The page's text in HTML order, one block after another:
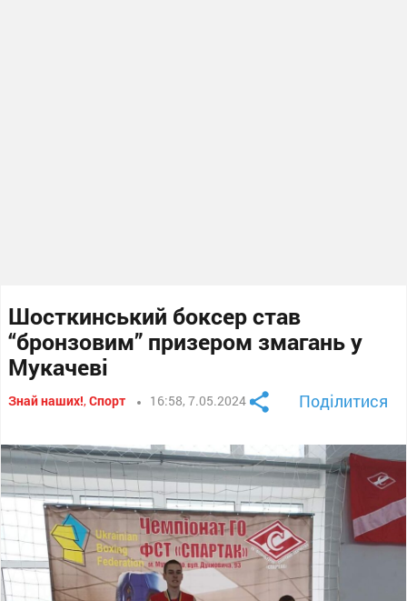
Шосткинський боксер став
“бронзовим” призером змагань у
Мукачеві
Знай наших!,Спорт 16:58, 7.05.2024 Поділитися